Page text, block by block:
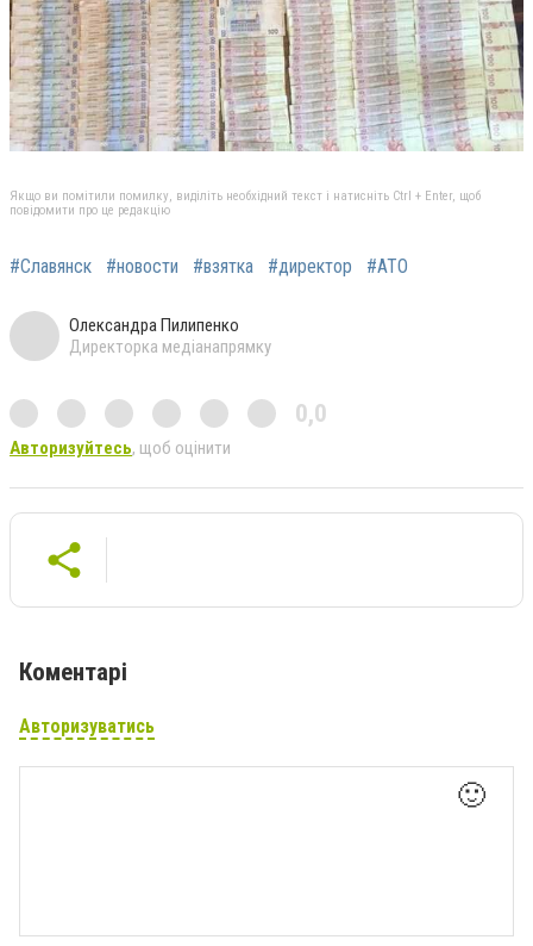
Якщо ви помітили помилку, виділіть необхідний текст і натисніть Ctrl + Enter, щоб
повідомити про це редакцію
#Славянск #новости #взятка #директор #АТО
Олександра Пилипенко
Директорка медіанапрямку
0,0
Авторизуйтесь, щоб оцінити
Коментарі
Авторизуватись
🙂